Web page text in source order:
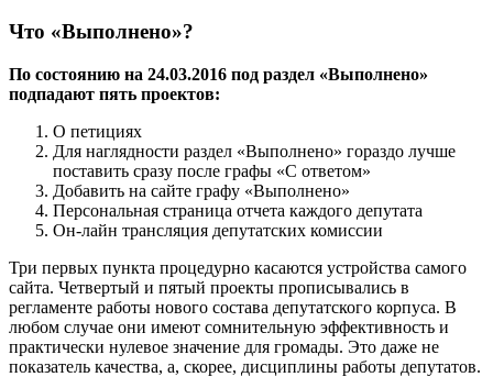
Что «Выполнено»?
По состоянию на 24.03.2016 под раздел «Выполнено»
подпадают пять проектов:
О петициях
Для наглядности раздел «Выполнено» гораздо лучше
поставить сразу после графы «С ответом»
Добавить на сайте графу «Выполнено»
Персональная страница отчета каждого депутата
Он-лайн трансляция депутатских комиссии
Три первых пункта процедурно касаются устройства самого
сайта. Четвертый и пятый проекты прописывались в
регламенте работы нового состава депутатского корпуса. В
любом случае они имеют сомнительную эффективность и
практически нулевое значение для громады. Это даже не
показатель качества, а, скорее, дисциплины работы депутатов.